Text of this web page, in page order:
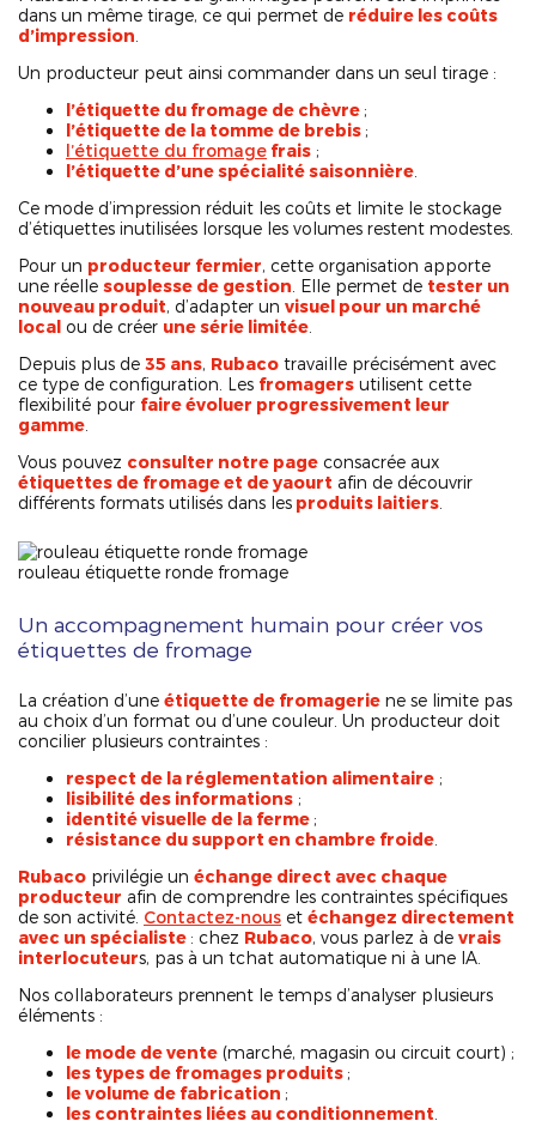
dans un même tirage, ce qui permet de réduire les coûts
d’impression
Un producteur peut ainsi commander dans un seul tirage :
l’étiquette du fromage de chèvre ;
l’étiquette de la tomme de brebis ;
l’étiquette du fromage frais ;
l’étiquette d’une spécialité saisonnière
Ce mode d’impression réduit les coûts et limite le stockage
d’étiquettes inutilisées lorsque les volumes restent modestes.
Pour un producteur fermier, cette organisation apporte
une réelle souplesse de gestion . Elle permet de tester un
nouveau produit, d’adapter un visuel pour un marché
local ou de créer une série limitée
Depuis plus de 35 ans, Rubaco travaille précisément avec
ce type de configuration. Les fromagers utilisent cette
flexibilité pour faire évoluer progressivement leur
gamme
Vous pouvez consulter notre page consacrée aux
étiquettes de fromage et de yaourt afin de découvrir
différents formats utilisés dans les produits laitiers
rouleau étiquette ronde fromage
Un accompagnement humain pour créer vos
étiquettes de fromage
La création d’une étiquette de fromagerie ne se limite pas
au choix d’un format ou d’une couleur. Un producteur doit
concilier plusieurs contraintes :
respect de la réglementation alimentaire ;
lisibilité des informations ;
identité visuelle de la ferme ;
résistance du support en chambre froide
Rubaco privilégie un échange direct avec chaque
producteur afin de comprendre les contraintes spécifiques
de son activité. Contactez-nous et échangez directement
avec un spécialiste : chez Rubaco, vous parlez à de vrais
interlocuteurs, pas à un tchat automatique ni à une IA.
Nos collaborateurs prennent le temps d’analyser plusieurs
éléments :
le mode de vente (marché, magasin ou circuit court) ;
les types de fromages produits ;
le volume de fabrication ;
les contraintes liées au conditionnement